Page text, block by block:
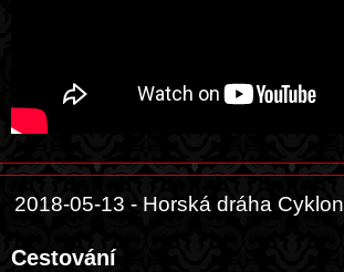
2018-05-13 - Horská dráha Cyklon
Cestování